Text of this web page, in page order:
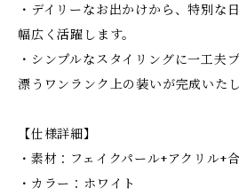
・デイリーなお出かけから、特別な
幅広く活躍します。
・シンプルなスタイリングに一工夫
漂うワンランク上の装いが完成いたし
【仕様詳細】
・素材：フェイクパール+アクリル+
・カラー：ホワイト